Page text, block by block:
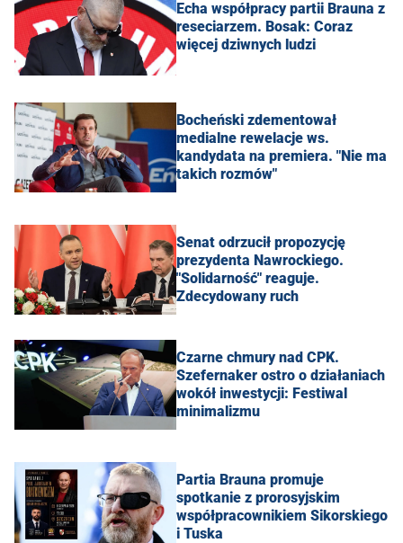
Echa współpracy partii Brauna z
reseciarzem. Bosak: Coraz
więcej dziwnych ludzi
Bocheński zdementował
medialne rewelacje ws.
kandydata na premiera. "Nie ma
takich rozmów"
Senat odrzucił propozycję
prezydenta Nawrockiego.
"Solidarność" reaguje.
Zdecydowany ruch
Czarne chmury nad CPK.
Szefernaker ostro o działaniach
wokół inwestycji: Festiwal
minimalizmu
Partia Brauna promuje
spotkanie z prorosyjskim
współpracownikiem Sikorskiego
i Tuska